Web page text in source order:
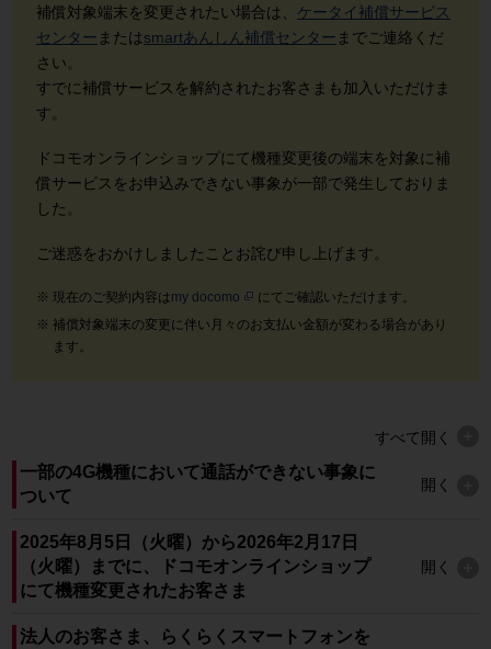
補償対象端末を変更されたい場合は、 ケータイ補償サービス
センター またはsmartあんしん補償センター までご連絡くだ
さい。
すでに補償サービスを解約されたお客さまも加入いただけま
す。
ドコモオンラインショップにて機種変更後の端末を対象に補
償サービスをお申込みできない事象が一部で発生しておりま
した。
ご迷惑をおかけしましたことお詫び申し上げます。
現在のご契約内容は my docomo
にてご確認いただけます。
補償対象端末の変更に伴い月々のお支払い金額が変わる場合があり
ます。
すべて 開く
一部の4G機種において通話ができない事象に
ついて
開く
2025年8月5日（火曜）から2026年2月17日
（火曜）までに、ドコモオンラインショップ
にて機種変更されたお客さま
開く
法人のお客さま、らくらくスマートフォンを